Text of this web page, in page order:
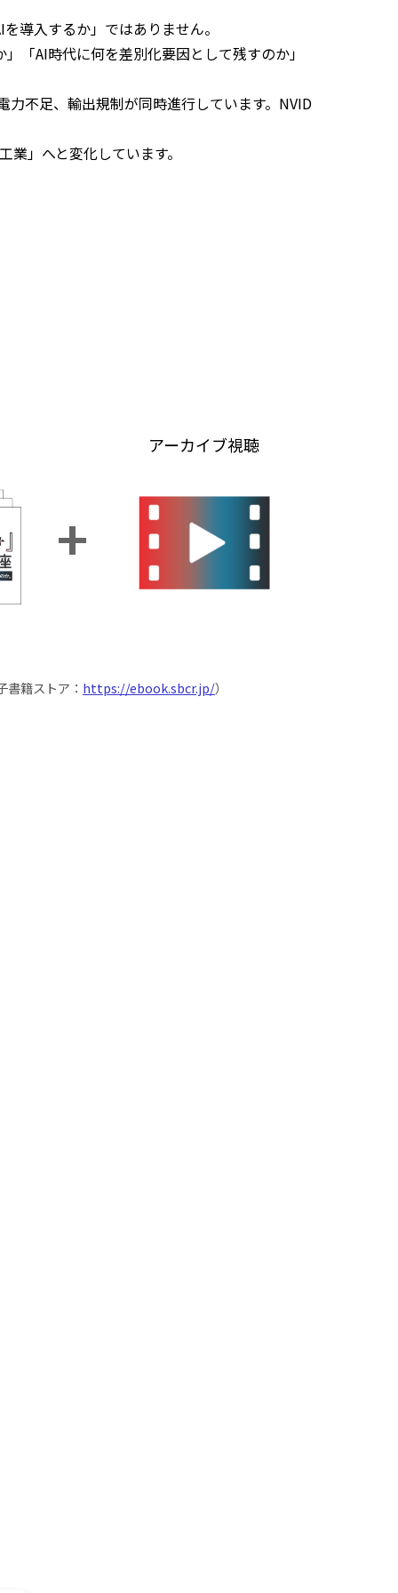
導入するか」ではありません。
「AI時代に何を差別化要因として残すのか」
不足、輸出規制が同時進行しています。NVID
」へと変化しています。
アーカイブ視聴
籍ストア： https://ebook.sbcr.jp/）